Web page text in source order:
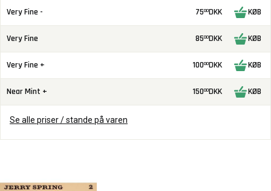
Very Fine - 7500DKK KØB
Very Fine 8500DKK KØB
Very Fine + 10000DKK KØB
Near Mint + 15000DKK KØB
Se alle priser / stande på varen